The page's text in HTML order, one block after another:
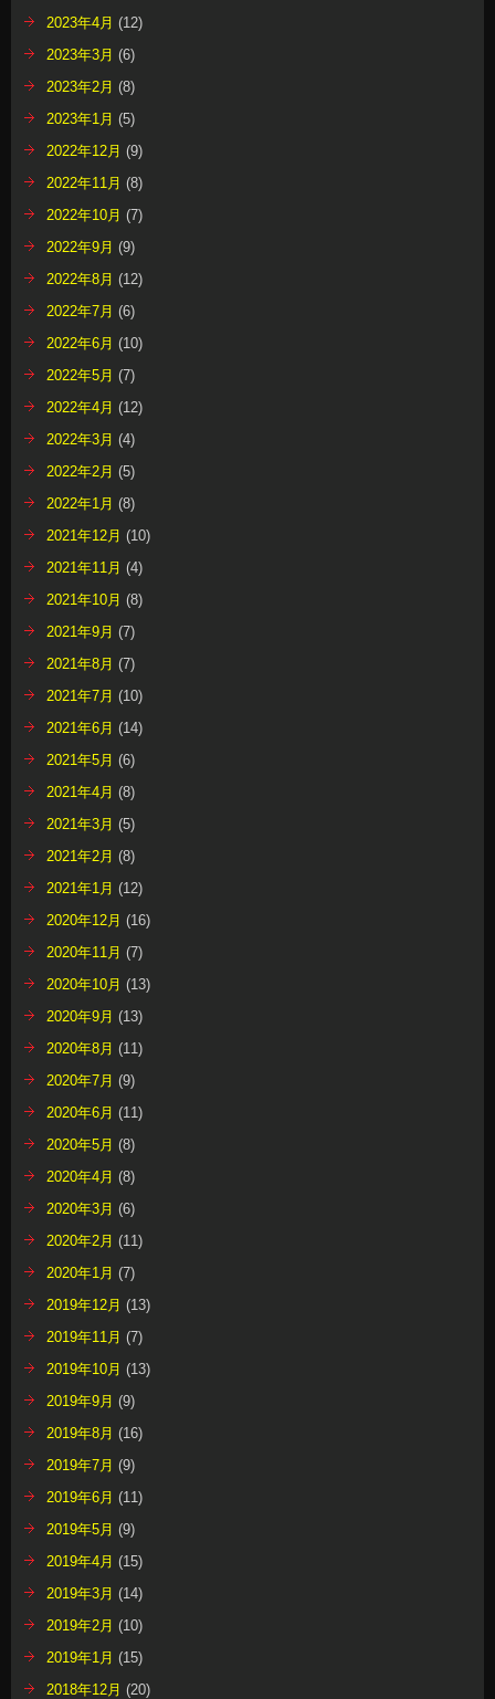
2023年4月 (12)
2023年3月 (6)
2023年2月 (8)
2023年1月 (5)
2022年12月 (9)
2022年11月 (8)
2022年10月 (7)
2022年9月 (9)
2022年8月 (12)
2022年7月 (6)
2022年6月 (10)
2022年5月 (7)
2022年4月 (12)
2022年3月 (4)
2022年2月 (5)
2022年1月 (8)
2021年12月 (10)
2021年11月 (4)
2021年10月 (8)
2021年9月 (7)
2021年8月 (7)
2021年7月 (10)
2021年6月 (14)
2021年5月 (6)
2021年4月 (8)
2021年3月 (5)
2021年2月 (8)
2021年1月 (12)
2020年12月 (16)
2020年11月 (7)
2020年10月 (13)
2020年9月 (13)
2020年8月 (11)
2020年7月 (9)
2020年6月 (11)
2020年5月 (8)
2020年4月 (8)
2020年3月 (6)
2020年2月 (11)
2020年1月 (7)
2019年12月 (13)
2019年11月 (7)
2019年10月 (13)
2019年9月 (9)
2019年8月 (16)
2019年7月 (9)
2019年6月 (11)
2019年5月 (9)
2019年4月 (15)
2019年3月 (14)
2019年2月 (10)
2019年1月 (15)
2018年12月 (20)